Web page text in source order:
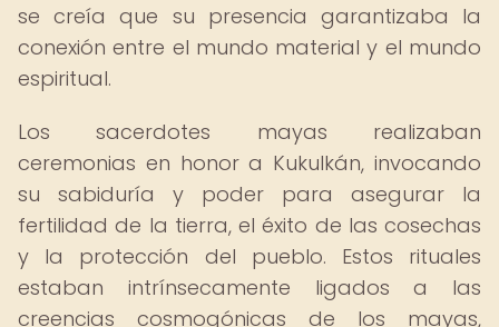
se creía que su presencia garantizaba la
conexión entre el mundo material y el mundo
espiritual.
Los sacerdotes mayas realizaban
ceremonias en honor a Kukulkán, invocando
su sabiduría y poder para asegurar la
fertilidad de la tierra, el éxito de las cosechas
y la protección del pueblo. Estos rituales
estaban intrínsecamente ligados a las
creencias cosmogónicas de los mayas,